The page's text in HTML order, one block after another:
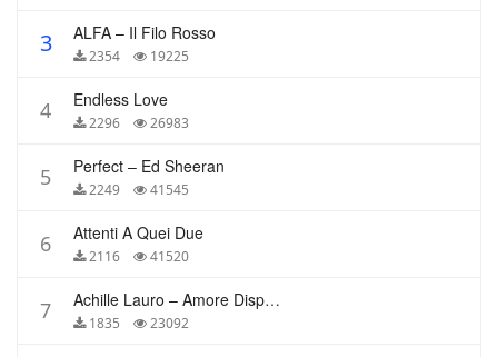
3 ALFA – Il Filo Rosso
2354 19225
4 Endless Love
2296 26983
5 Perfect – Ed Sheeran
2249 41545
6 Attenti A Quei Due
2116 41520
7 Achille Lauro – Amore Disperato
1835 23092